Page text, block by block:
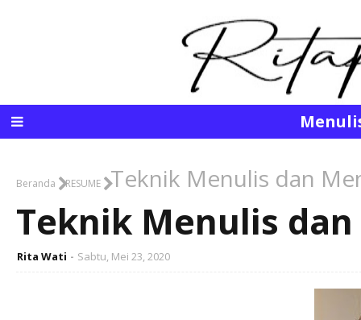
Beranda RESUME Teknik Menulis dan
Teknik Menulis
Rita Wati Sabtu, Mei 23, 2020